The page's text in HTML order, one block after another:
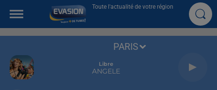
Toute l'actualité de votre région
Libre
ANGELE
PARIS